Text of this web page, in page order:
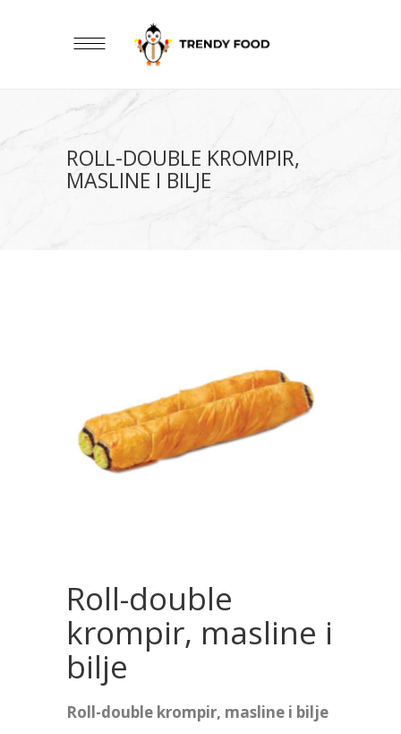
ROLL-DOUBLE KROMPIR,
MASLINE I BILJE
Roll-double
krompir, masline i
bilje
Roll-double krompir, masline i bilje